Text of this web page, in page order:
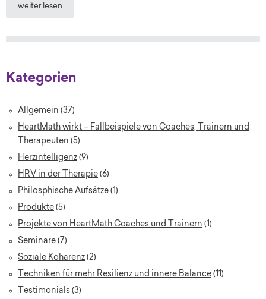
weiter lesen
Kategorien
Allgemein (37)
HeartMath wirkt – Fallbeispiele von Coaches, Trainern und
Therapeuten (5)
Herzintelligenz (9)
HRV in der Therapie (6)
Philosphische Aufsätze (1)
Produkte (5)
Projekte von HeartMath Coaches und Trainern (1)
Seminare (7)
Soziale Kohärenz (2)
Techniken für mehr Resilienz und innere Balance (11)
Testimonials (3)